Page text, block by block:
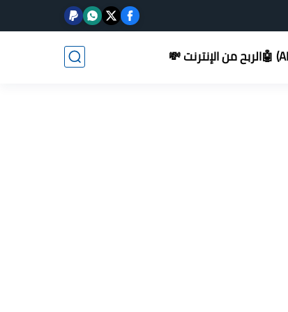
الربح من الإنترنت 💸